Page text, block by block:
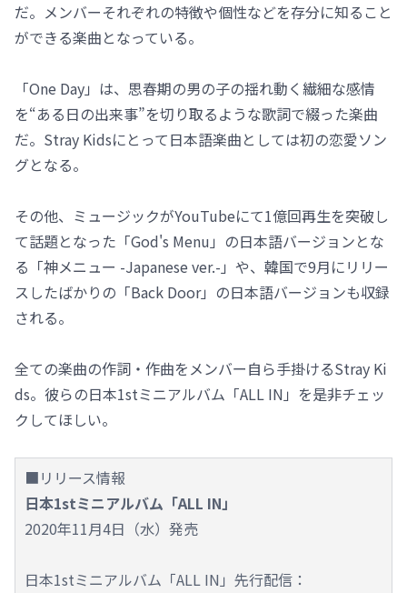
だ。メンバーそれぞれの特徴や個性などを存分に知ること
ができる楽曲となっている。
「One Day」は、思春期の男の子の揺れ動く繊細な感情
を“ある日の出来事”を切り取るような歌詞で綴った楽曲
だ。Stray Kidsにとって日本語楽曲としては初の恋愛ソン
グとなる。
その他、ミュージックがYouTubeにて1億回再生を突破し
て話題となった「God's Menu」の日本語バージョンとな
る「神メニュー -Japanese ver.-」や、韓国で9月にリリー
スしたばかりの「Back Door」の日本語バージョンも収録
される。
全ての楽曲の作詞・作曲をメンバー自ら手掛けるStray Ki
ds。彼らの日本1stミニアルバム「ALL IN」を是非チェッ
クしてほしい。
■リリース情報
日本1stミニアルバム「ALL IN」
2020年11月4日（水）発売
日本1stミニアルバム「ALL IN」先行配信：